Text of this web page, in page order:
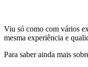
Viu só como com vários
mesma experiência e
Para saber ainda mais